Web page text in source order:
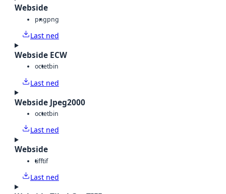
Webside
pngpng
Last ned
Webside ECW
octetbin
Last ned
Webside Jpeg2000
octetbin
Last ned
Webside
tifftif
Last ned